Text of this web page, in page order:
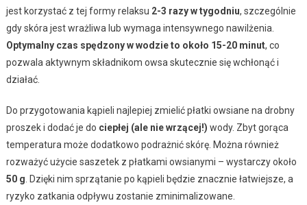
jest korzystać z tej formy relaksu 2-3 razy w tygodniu, szczególnie
gdy skóra jest wrażliwa lub wymaga intensywnego nawilżenia.
Optymalny czas spędzony w wodzie to około 15-20 minut, co
pozwala aktywnym składnikom owsa skutecznie się wchłonąć i
działać.
Do przygotowania kąpieli najlepiej zmielić płatki owsiane na drobny
proszek i dodać je do ciepłej (ale nie wrzącej!) wody. Zbyt gorąca
temperatura może dodatkowo podrażnić skórę. Można również
rozważyć użycie saszetek z płatkami owsianymi – wystarczy około
50 g . Dzięki nim sprzątanie po kąpieli będzie znacznie łatwiejsze, a
ryzyko zatkania odpływu zostanie zminimalizowane.